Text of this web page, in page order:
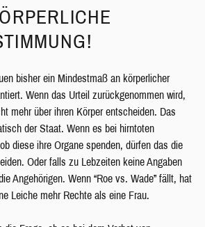
bisher ein Mindestmaß an körperlicher
Wenn das Urteil zurückgenommen wird,
mehr über ihren Körper entscheiden. Das
der Staat. Wenn es bei hirntoten
diese ihre Organe spenden, dürfen das die
Oder falls zu Lebzeiten keine Angaben
Angehörigen. Wenn “Roe vs. Wade” fällt, hat
Leiche mehr Rechte als eine Frau.